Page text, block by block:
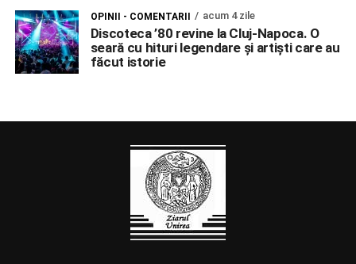
OPINII - COMENTARII acum 4 zile
Discoteca ’80 revine la Cluj-Napoca. O
seară cu hituri legendare și artiști care au
făcut istorie